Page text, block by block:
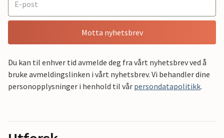
Motta nyhetsbrev
Du kan til enhver tid avmelde deg fra vårt nyhetsbrev ved å
bruke avmeldingslinken i vårt nyhetsbrev. Vi behandler dine
personopplysninger i henhold til vår persondatapolitikk.